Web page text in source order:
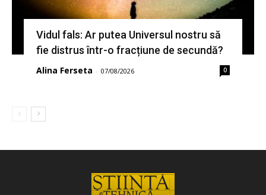
Vidul fals: Ar putea Universul nostru să
fie distrus într-o fracțiune de secundă?
Alina Ferseta - 07/08/2026 0